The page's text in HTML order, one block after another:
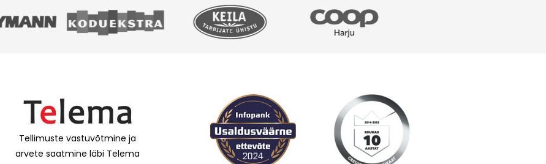
Tellimuste vastuvõtmine ja
arvete saatmine läbi Telema